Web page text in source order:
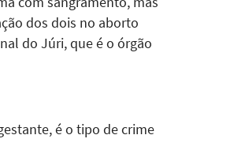
dos dois no aborto
do Júri, que é o órgão
é o tipo de crime